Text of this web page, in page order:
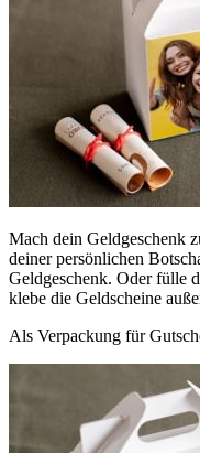
Mach dein Geldgeschenk
deiner persönlichen
Geldgeschenk. Oder fülle
klebe die Geldscheine
Als Verpackung für